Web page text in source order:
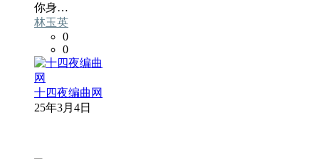
你身…
林玉英
0
0
十四夜编曲网
25年3月4日